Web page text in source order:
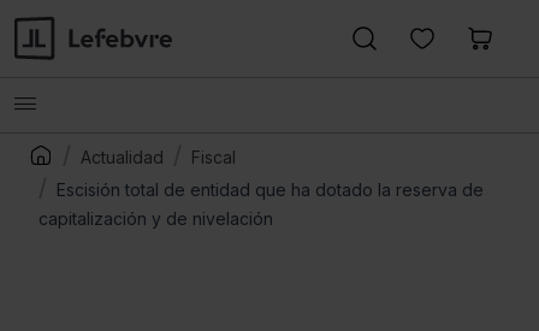
Actualidad
Fiscal
Escisión total de entidad que ha dotado la reserva de
capitalización y de nivelación